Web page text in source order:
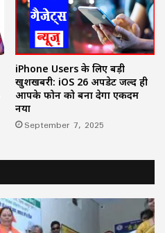
iPhone Users के लिए बड़ी
खुशखबरी: iOS 26 अपडेट जल्द ही
आपके फोन को बना देगा एकदम
नया
September 7, 2025